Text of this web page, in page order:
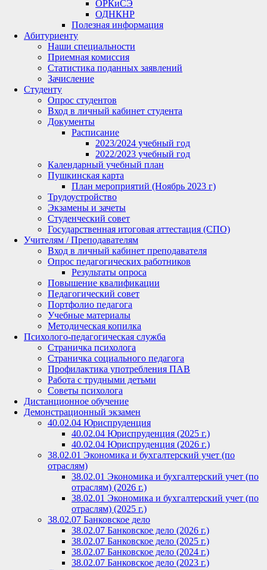
ОРКиСЭ
ОДНКНР
Полезная информация
Абитуриенту
Наши специальности
Приемная комиссия
Статистика поданных заявлений
Зачисление
Студенту
Опрос студентов
Вход в личный кабинет студента
Документы
Расписание
2023/2024 учебный год
2022/2023 учебный год
Календарный учебный план
Пушкинская карта
План мероприятий (Ноябрь 2023 г)
Трудоустройство
Экзамены и зачеты
Студенческий совет
Государственная итоговая аттестация (СПО)
Учителям / Преподавателям
Вход в личный кабинет преподавателя
Опрос педагогических работников
Результаты опроса
Повышение квалификации
Педагогический совет
Портфолио педагога
Учебные материалы
Методическая копилка
Психолого-педагогическая служба
Страничка психолога
Страничка социального педагога
Профилактика употребления ПАВ
Работа с трудными детьми
Советы психолога
Дистанционное обучение
Демонстрационный экзамен
40.02.04 Юриспруденция
40.02.04 Юриспруденция (2025 г.)
40.02.04 Юриспруденция (2026 г.)
38.02.01 Экономика и бухгалтерский учет (по
отраслям)
38.02.01 Экономика и бухгалтерский учет (по
отраслям) (2026 г.)
38.02.01 Экономика и бухгалтерский учет (по
отраслям) (2025 г.)
38.02.07 Банковское дело
38.02.07 Банковское дело (2026 г.)
38.02.07 Банковское дело (2025 г.)
38.02.07 Банковское дело (2024 г.)
38.02.07 Банковское дело (2023 г.)